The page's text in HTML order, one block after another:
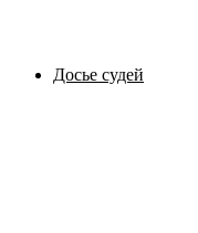
Досье судей